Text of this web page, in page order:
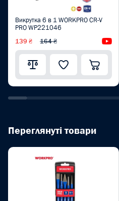
Викрутка 6 в 1 WORKPRO CR-V
PRO WP221046
139 ₴ 164 ₴
Переглянуті товари